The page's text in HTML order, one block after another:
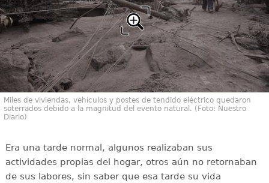
Miles de viviendas, vehículos y postes de tendido eléctrico quedaron
soterrados debido a la magnitud del evento natural. (Foto: Nuestro
Diario)
Era una tarde normal, algunos realizaban sus
actividades propias del hogar, otros aún no retornaban
de sus labores, sin saber que esa tarde su vida